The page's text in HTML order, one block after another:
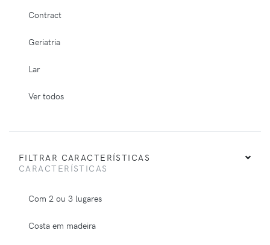
Contract
Geriatria
Lar
Ver todos
FILTRAR CARACTERÍSTICAS
CARACTERÍSTICAS
Com 2 ou 3 lugares
Costa em madeira